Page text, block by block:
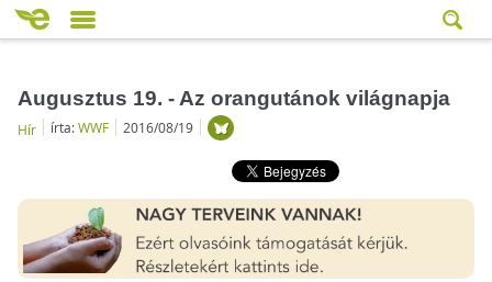
Augusztus 19. - Az orangutánok világnapja
Hír írta:WWF 2016/08/19